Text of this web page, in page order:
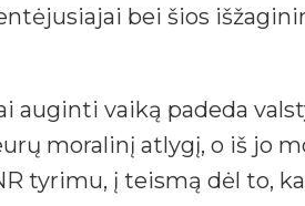
bei šios
vaiką padeda
moralinį atlygį, o iš jo
tyrimu, į teismą dėl to,